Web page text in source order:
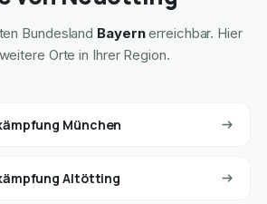
Bundesland Bayernerreichbar. Hier
Orte in Ihrer Region.
München
Altötting